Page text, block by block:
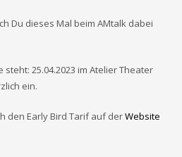
Du dieses Mal beim AMtalk dabei
25.04.2023 im Atelier Theater
ein.
den Early Bird Tarif auf derWebsite